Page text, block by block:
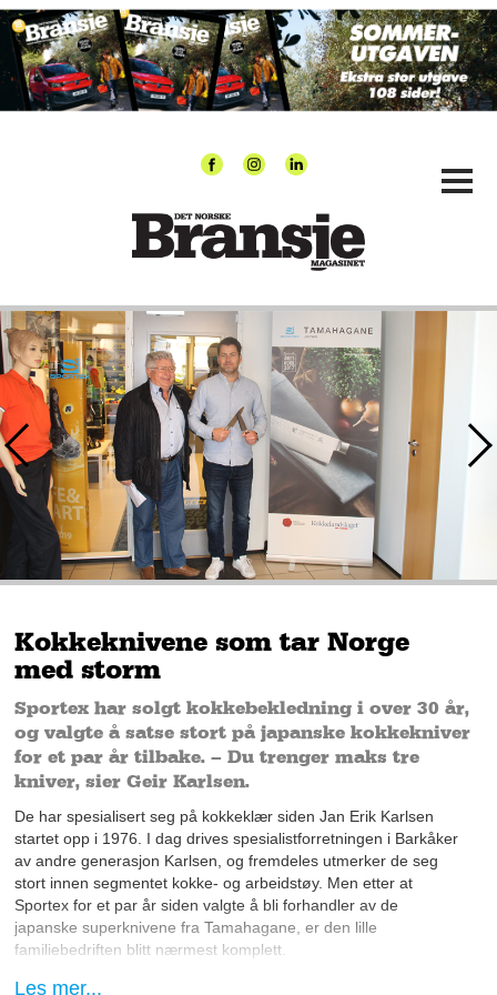
Kokkeknivene som tar Norge
med storm
Sportex har solgt kokkebekledning i over 30 år,
og valgte å satse stort på japanske kokkekniver
for et par år tilbake. – Du trenger maks tre
kniver, sier Geir Karlsen.
De har spesialisert seg på kokkeklær siden Jan Erik Karlsen
startet opp i 1976. I dag drives spesialistforretningen i Barkåker
av andre generasjon Karlsen, og fremdeles utmerker de seg
stort innen segmentet kokke- og arbeidstøy. Men etter at
Sportex for et par år siden valgte å bli forhandler av de
japanske superknivene fra Tamahagane, er den lille
familiebedriften blitt nærmest komplett.
Les mer...